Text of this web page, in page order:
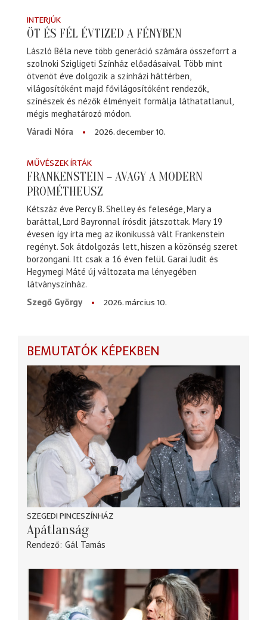
INTERJÚK
ÖT ÉS FÉL ÉVTIZED A FÉNYBEN
László Béla neve több generáció számára összeforrt a
szolnoki Szigligeti Színház előadásaival. Több mint
ötvenöt éve dolgozik a színházi háttérben,
világosítóként majd fővilágosítóként rendezők,
színészek és nézők élményeit formálja láthatatlanul,
mégis meghatározó módon.
Váradi Nóra
2026. december 10.
MŰVÉSZEK ÍRTÁK
FRANKENSTEIN – AVAGY A MODERN
PROMÉTHEUSZ
Kétszáz éve Percy B. Shelley és felesége, Mary a
baráttal, Lord Bayronnal írósdit játszottak. Mary 19
évesen így írta meg az ikonikussá vált Frankenstein
regényt. Sok átdolgozás lett, hiszen a közönség szeret
borzongani. Itt csak a 16 éven felül. Garai Judit és
Hegymegi Máté új változata ma lényegében
látványszínház.
Szegő György
2026. március 10.
BEMUTATÓK KÉPEKBEN
SZEGEDI PINCESZÍNHÁZ
Apátlanság
Rendező Gál Tamás